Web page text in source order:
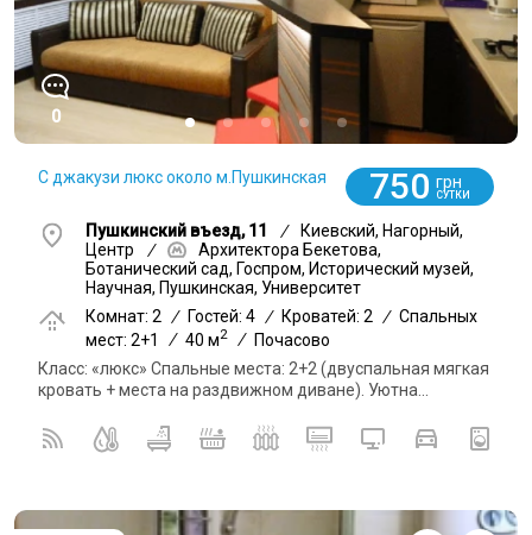
0
С джакузи люкс около м.Пушкинская 750 грн
СУТКИ
Пушкинский въезд, 11 /
Киевский, Нагорный,
Центр
/
Архитектора Бекетова,
Ботанический сад, Госпром, Исторический музей,
Научная, Пушкинская, Университет
Комнат: 2
/ Гостей: 4 / Кроватей: 2 / Спальных
мест: 2+1
/ 40 м2 / Почасово
Класс: «люкс» Спальные места: 2+2 (двуспальная мягкая
кровать + места на раздвижном диване). Уютна...